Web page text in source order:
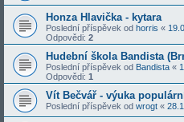
Honza Hlavička - kytara
Poslední příspěvek od horris «
Odpovědi: 2
Hudební škola Bandista
Poslední příspěvek od Bandista «
Odpovědi: 1
Vít Bečvář - výuka
Poslední příspěvek od wrogt «